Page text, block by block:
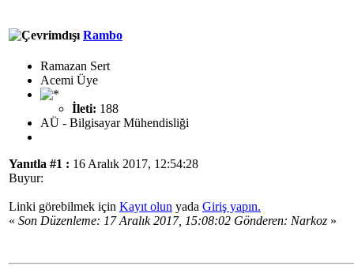
Rambo
Ramazan Sert
Acemi Üye
İleti: 188
AÜ - Bilgisayar Mühendisliği
Yanıtla #1 : 16 Aralık 2017, 12:54:28
Buyur:
Linki görebilmek için Kayıt olun yada Giriş yapın.
« Son Düzenleme: 17 Aralık 2017, 15:08:02 Gönderen: Narkoz »